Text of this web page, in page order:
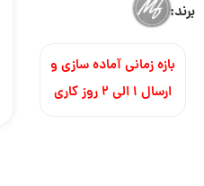
برند:
بازه زمانی آماده سازی و
ارسال ۱ الی ۲ روز کاری